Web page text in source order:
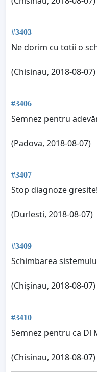
#3403
Ne dorim cu totii o
(Chisinau, 2018-08-07)
#3406
Semnez pentru
(Padova, 2018-08-07)
#3407
Stop diagnoze gresite!
(Durlesti, 2018-08-07)
#3409
Schimbarea
(Chișinau, 2018-08-07)
#3410
Semnez pentru ca Dl
(Chisinau, 2018-08-07)